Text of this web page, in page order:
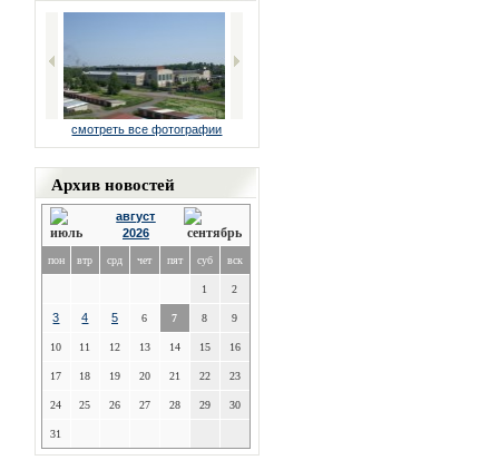
смотреть все фотографии
Архив новостей
август
2026
пон втр срд чет пят суб вск
1 2
3 4 5 6 7 8 9
10 11 12 13 14 15 16
17 18 19 20 21 22 23
24 25 26 27 28 29 30
31